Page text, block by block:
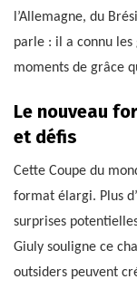
l’Allemagne, du
parle : il a connu les
moments de grâce
Le nouveau
et défis
Cette Coupe du
format élargi. Plus
surprises
Giuly souligne ce
outsiders peuvent